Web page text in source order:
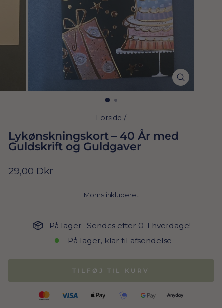
Forside /
Lykønskningskort – 40 År med
Guldskrift og Guldgaver
Normal
29,00 Dkr
Moms inkluderet
På lager- Sendes efter 0-1 hverdage!
På lager, klar til afsendelse
TILFØJ TIL KURV